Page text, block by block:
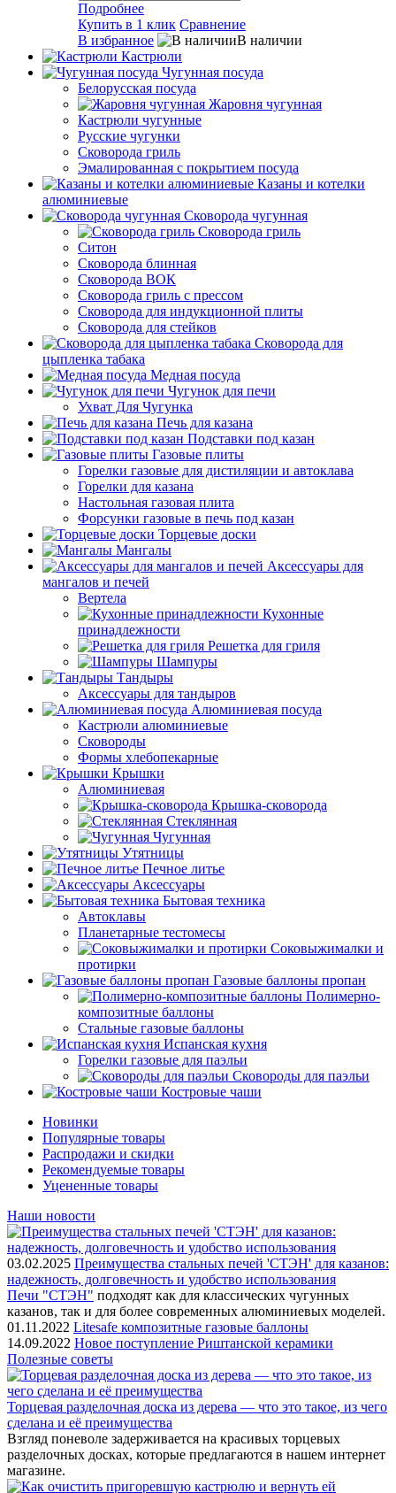
Подробнее
Купить в 1 клик Сравнение
В избранное
В наличии
Кастрюли
Чугунная посуда
Белорусская посуда
Жаровня чугунная
Кастрюли чугунные
Русские чугунки
Сковорода гриль
Эмалированная с покрытием посуда
Казаны и котелки
алюминиевые
Сковорода чугунная
Сковорода гриль
Ситон
Сковорода блинная
Сковорода ВОК
Сковорода гриль с прессом
Сковорода для индукционной плиты
Сковорода для стейков
Сковорода для
цыпленка табака
Медная посуда
Чугунок для печи
Ухват Для Чугунка
Печь для казана
Подставки под казан
Газовые плиты
Горелки газовые для дистиляции и автоклава
Горелки для казана
Настольная газовая плита
Форсунки газовые в печь под казан
Торцевые доски
Мангалы
Аксессуары для
мангалов и печей
Вертела
Кухонные
принадлежности
Решетка для гриля
Шампуры
Тандыры
Аксессуары для тандыров
Алюминиевая посуда
Кастрюли алюминиевые
Сковороды
Формы хлебопекарные
Крышки
Алюминиевая
Крышка-сковорода
Стеклянная
Чугунная
Утятницы
Печное литье
Аксессуары
Бытовая техника
Автоклавы
Планетарные тестомесы
Соковыжималки и
протирки
Газовые баллоны пропан
Полимерно-
композитные баллоны
Стальные газовые баллоны
Испанская кухня
Горелки газовые для паэльи
Сковороды для паэльи
Костровые чаши
Новинки
Популярные товары
Распродажи и скидки
Рекомендуемые товары
Уцененные товары
Наши новости
03.02.2025 Преимущества стальных печей 'СТЭН' для казанов:
надежность, долговечность и удобство использования
Печи "СТЭН" подходят как для классических чугунных
казанов, так и для более современных алюминиевых моделей.
01.11.2022 Litesafe композитные газовые баллоны
14.09.2022 Новое поступление Риштанской керамики
Полезные советы
Торцевая разделочная доска из дерева — что это такое, из чего
сделана и её преимущества
Взгляд поневоле задерживается на красивых торцевых
разделочных досках, которые предлагаются в нашем интернет
магазине.